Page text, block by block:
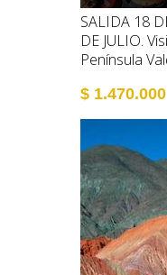
SALIDA 18
DE JULIO.
Península
$ 1.470.000